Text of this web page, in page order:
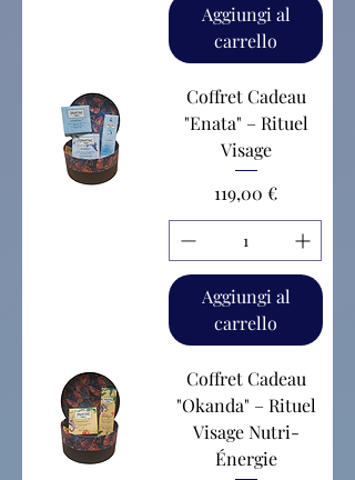
Aggiungi al
carrello
Coffret Cadeau
"Enata" – Rituel
Visage
Prezzo
119,00 €
Aggiungi al
carrello
Coffret Cadeau
"Okanda" – Rituel
Visage Nutri-
Énergie